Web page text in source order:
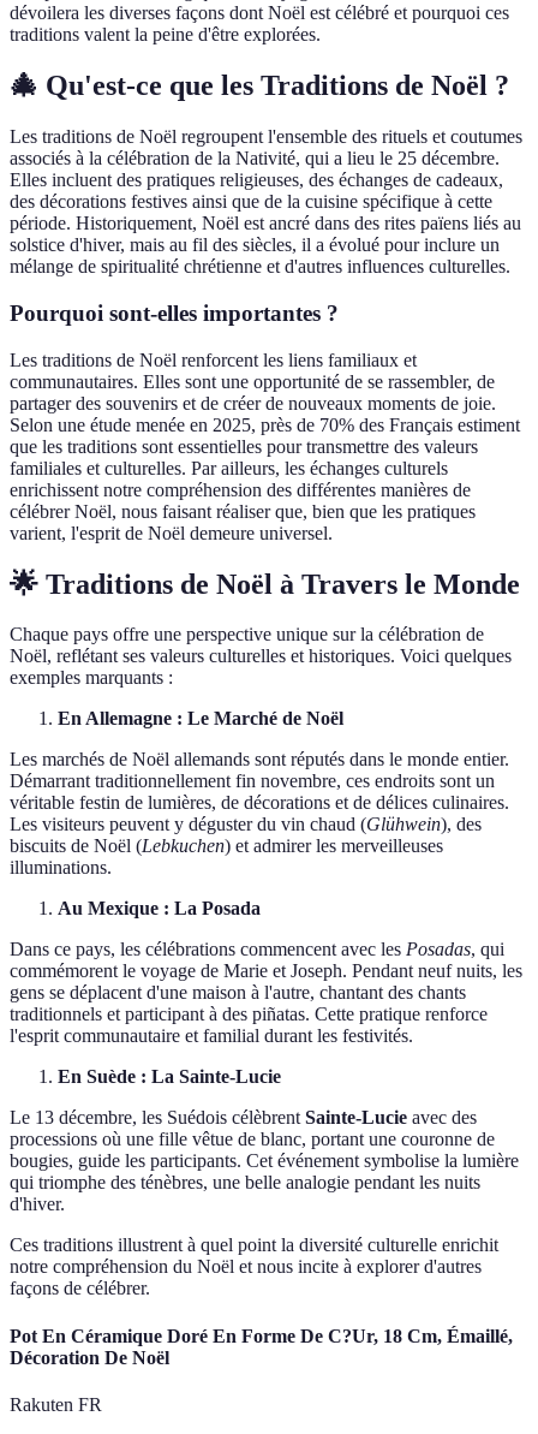
dévoilera les diverses façons dont Noël est célébré et pourquoi ces
traditions valent la peine d'être explorées.
🎄 Qu'est-ce que les Traditions de Noël ?
Les traditions de Noël regroupent l'ensemble des rituels et coutumes
associés à la célébration de la Nativité, qui a lieu le 25 décembre.
Elles incluent des pratiques religieuses, des échanges de cadeaux,
des décorations festives ainsi que de la cuisine spécifique à cette
période. Historiquement, Noël est ancré dans des rites païens liés au
solstice d'hiver, mais au fil des siècles, il a évolué pour inclure un
mélange de spiritualité chrétienne et d'autres influences culturelles.
Pourquoi sont-elles importantes ?
Les traditions de Noël renforcent les liens familiaux et
communautaires. Elles sont une opportunité de se rassembler, de
partager des souvenirs et de créer de nouveaux moments de joie.
Selon une étude menée en 2025, près de 70% des Français estiment
que les traditions sont essentielles pour transmettre des valeurs
familiales et culturelles. Par ailleurs, les échanges culturels
enrichissent notre compréhension des différentes manières de
célébrer Noël, nous faisant réaliser que, bien que les pratiques
varient, l'esprit de Noël demeure universel.
🌟 Traditions de Noël à Travers le Monde
Chaque pays offre une perspective unique sur la célébration de
Noël, reflétant ses valeurs culturelles et historiques. Voici quelques
exemples marquants :
En Allemagne : Le Marché de Noël
Les marchés de Noël allemands sont réputés dans le monde entier.
Démarrant traditionnellement fin novembre, ces endroits sont un
véritable festin de lumières, de décorations et de délices culinaires.
Les visiteurs peuvent y déguster du vin chaud (Glühwein), des
biscuits de Noël (Lebkuchen) et admirer les merveilleuses
illuminations.
Au Mexique : La Posada
Dans ce pays, les célébrations commencent avec les Posadas, qui
commémorent le voyage de Marie et Joseph. Pendant neuf nuits, les
gens se déplacent d'une maison à l'autre, chantant des chants
traditionnels et participant à des piñatas. Cette pratique renforce
l'esprit communautaire et familial durant les festivités.
En Suède : La Sainte-Lucie
Le 13 décembre, les Suédois célèbrentSainte-Lucie avec des
processions où une fille vêtue de blanc, portant une couronne de
bougies, guide les participants. Cet événement symbolise la lumière
qui triomphe des ténèbres, une belle analogie pendant les nuits
d'hiver.
Ces traditions illustrent à quel point la diversité culturelle enrichit
notre compréhension du Noël et nous incite à explorer d'autres
façons de célébrer.
Pot En Céramique Doré En Forme De C?Ur, 18 Cm, Émaillé,
Décoration De Noël
Rakuten FR